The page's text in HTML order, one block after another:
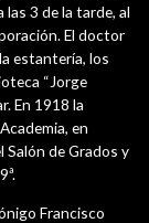
las 3 de la tarde, al
El doctor
estantería, los
“Jorge
En 1918 la
en
Salón de Grados y
Francisco